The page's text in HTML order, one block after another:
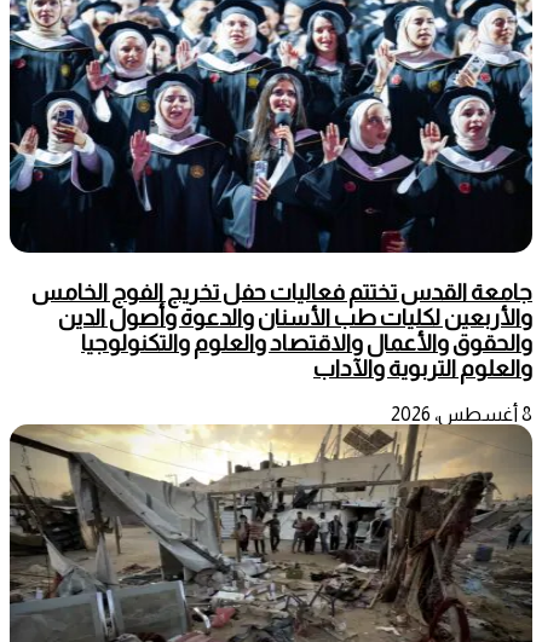
جامعة القدس تختتم فعاليات حفل تخريج الفوج الخامس
والأربعين لكليات طب الأسنان والدعوة وأصول الدين
والحقوق والأعمال والاقتصاد والعلوم والتكنولوجيا
والعلوم التربوية والآداب
8 أغسطس، 2026